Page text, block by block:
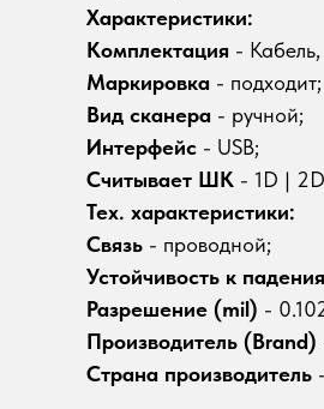
Характеристики:
Комплектация -
Маркировка - подходит;
Вид сканера - ручной;
Интерфейс - USB;
Считывает ШК - 1D |
Тех. характеристики:
Связь - проводной;
Устойчивость к
Разрешение (mil) -
Производитель (Brand)
Страна производитель